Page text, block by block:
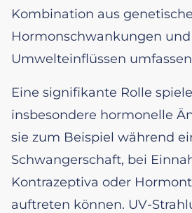
Kombination aus
Hormonschwankungen und
Umwelteinflüssen
Eine signifikante Rolle
insbesondere hormonelle
sie zum Beispiel während
Schwangerschaft, bei
Kontrazeptiva oder
auftreten können. UV-